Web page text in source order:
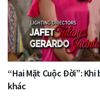
“Hai Mặt Cuộc Đời”:
khác